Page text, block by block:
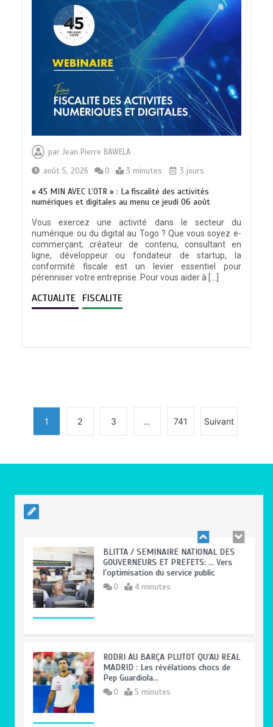
parJean Pierre BAWELA
août 5, 2026
0 3 minutes 3 jours
« 45 MIN AVEC L’OTR » : La fiscalité des activités
numériques et digitales au menu ce jeudi 06 août
Vous exercez une activité dans le secteur du
numérique ou du digital au Togo ? Que vous soyez e-
commerçant, créateur de contenu, consultant en
ligne, développeur ou fondateur de startup, la
conformité fiscale est un levier essentiel pour
pérenniser votre entreprise. Pour vous aider à […]
ACTUALITE FISCALITE
1 2 3 … 741 Suivant
TOGO : Sauver la mère devient un
indicateur de civilisation
4 minutes
BLITTA / SEMINAIRE NATIONAL DES
l’optimisation du service public
4 minutes
RODRI AU BARÇA PLUTOT QU’AU REAL
MADRID : Les révélations chocs de
Pep Guardiola…
5 minutes
BLITTA / SEMINAIRE NATIONAL DES
GOUVERNEURS ET PREFETS: … Vers
l’optimisation du service public
0 4 minutes
RODRI AU BARÇA PLUTOT QU’AU REAL
MADRID : Les révélations chocs de
Pep Guardiola…
0 5 minutes